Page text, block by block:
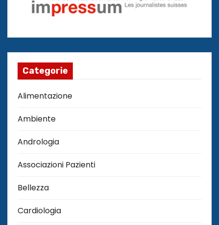
Categorie
Alimentazione
Ambiente
Andrologia
Associazioni Pazienti
Bellezza
Cardiologia